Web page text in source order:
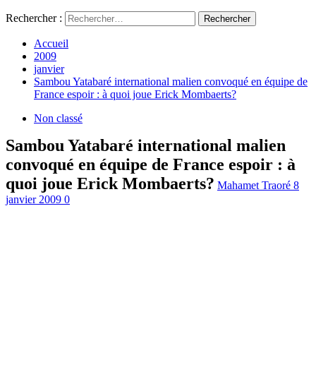
Rechercher :
Accueil
2009
janvier
Sambou Yatabaré international malien convoqué en équipe de
France espoir : à quoi joue Erick Mombaerts?
Non classé
Sambou Yatabaré international malien
convoqué en équipe de France espoir : à
quoi joue Erick Mombaerts? Mahamet Traoré 8
janvier 2009 0